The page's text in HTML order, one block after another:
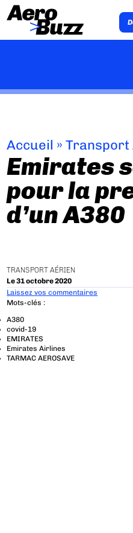
Accueil »Transport
Emirates
pour la
d’un A380
TRANSPORT AÉRIEN
Le 31 octobre 2020
Laissez vos commentaires
Mots-clés :
A380
covid-19
EMIRATES
Emirates Airlines
TARMAC AEROSAVE